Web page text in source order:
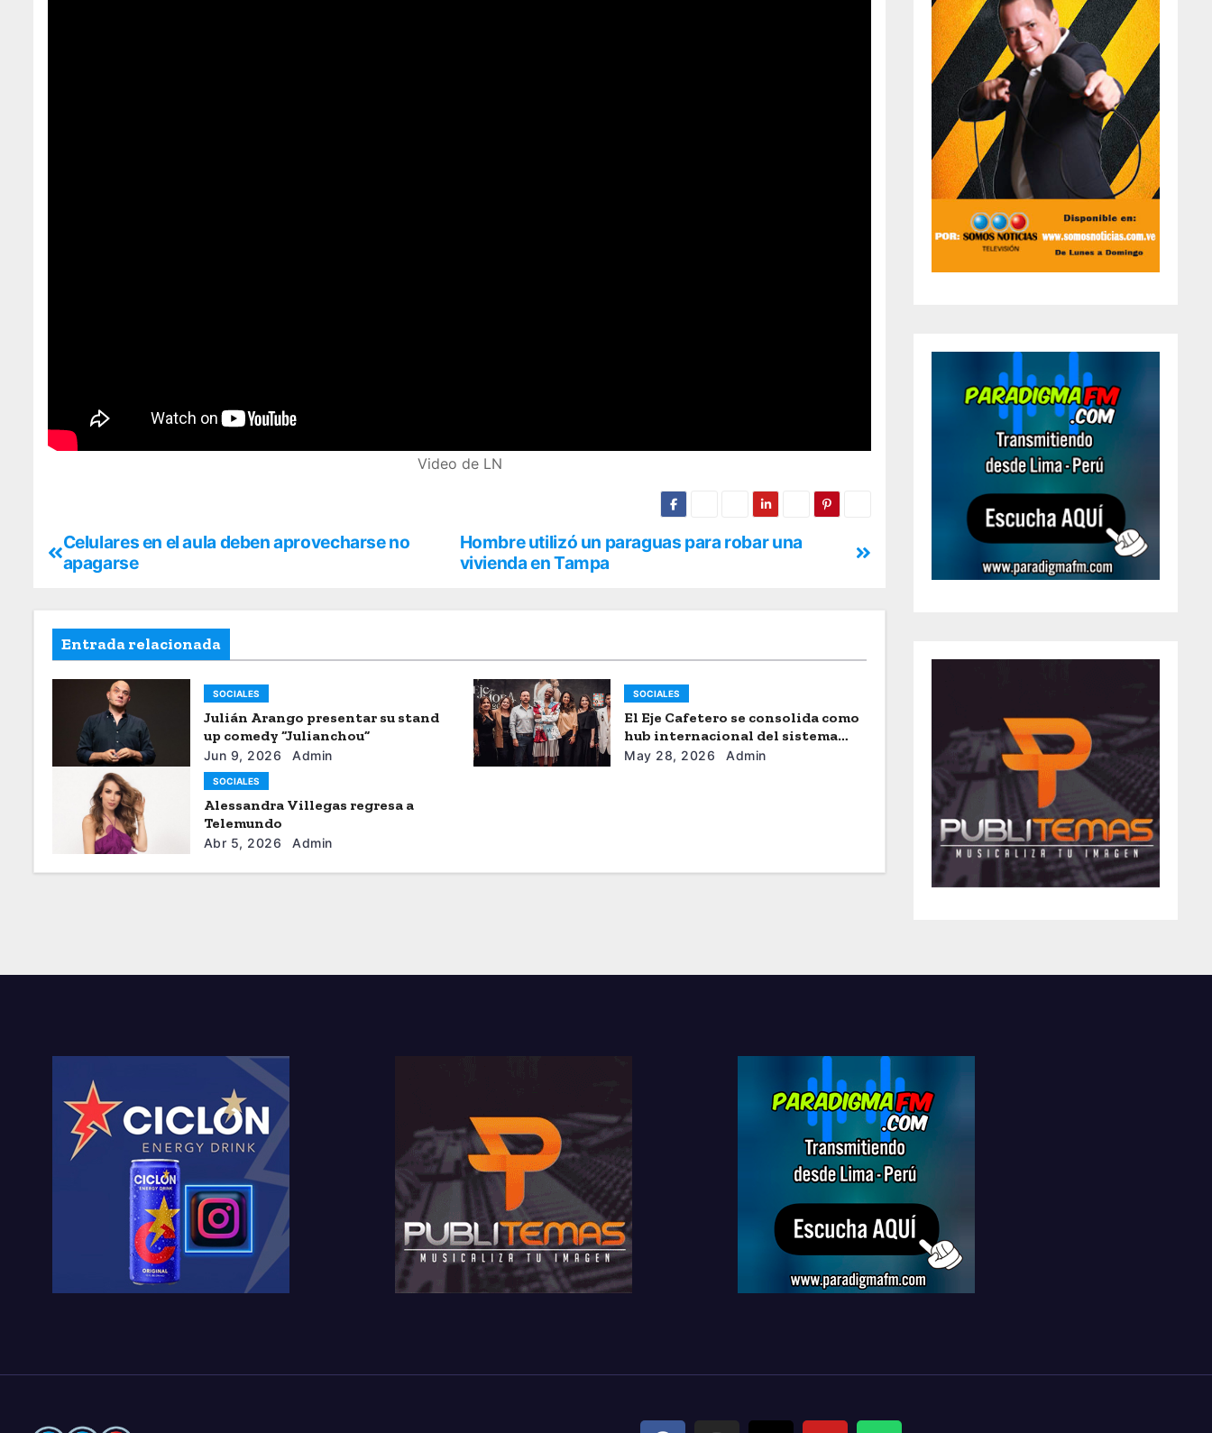
Video de LN
Hombre utilizó un paraguas para robar una
vivienda en Tampa
Celulares en el aula deben aprovecharse no
apagarse
Entrada relacionada
SOCIALES
Julián Arango presentar su stand
up comedy “Julianchou”
Jun 9, 2026 Admin
SOCIALES
El Eje Cafetero se consolida como
hub internacional del sistema
moda
May 28, 2026 Admin
SOCIALES
Alessandra Villegas regresa a
Telemundo
Abr 5, 2026 Admin